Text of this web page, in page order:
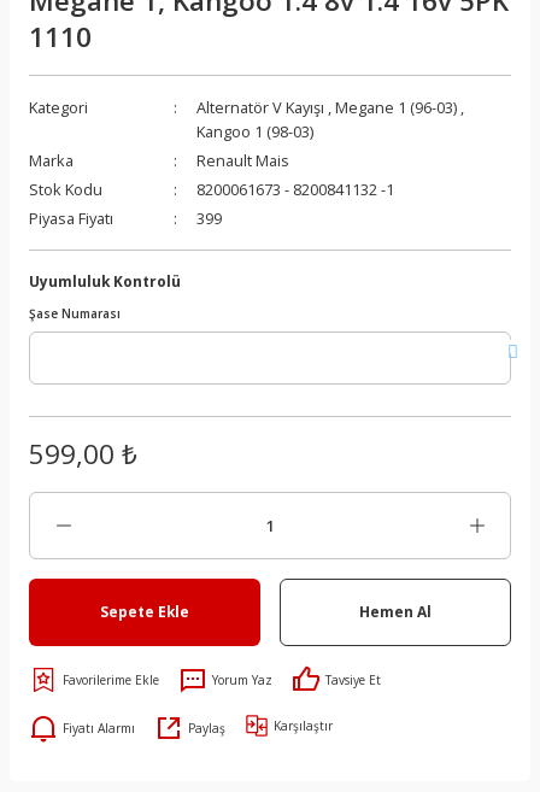
1110
Kategori Alternatör V Kayışı ,Megane 1 (96-03) ,
Kangoo 1 (98-03)
Marka
Renault Mais
Stok Kodu
8200061673 - 8200841132 -1
Piyasa Fiyatı
399
Uyumluluk Kontrolü
Şase Numarası
599,00 ₺
Sepete Ekle Hemen Al
Yorum Yaz Tavsiye Et
Fiyatı Alarmı Paylaş Karşılaştır